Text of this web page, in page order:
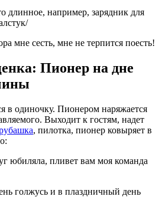
длинное, например, зарядник для
мне сесть, мне не терпится поесть!
Пионер на дне
в одиночку. Пионером наряжается
Выходит к гостям, надет
, пилотка, пионер ковыряет в
юбиляла, пливет вам моя команда
голжусь и в плаздничный день